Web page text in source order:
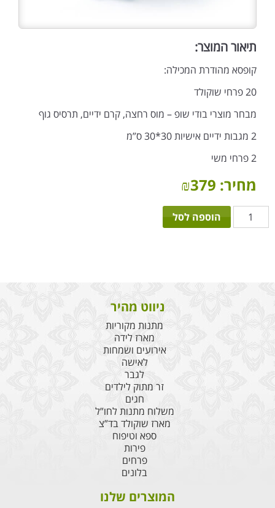
תיאור המוצר:
קופסא מהודרת המכילה:
20 פרחי שוקולד
מבחר מוצרי בודי שופ – מוס רחצה, קרם ידיים, תרסיס גוף
2 מגבות ידיים אישיות 30*30 ס”מ
2 פרחי משי
מחיר: ₪379
כמות
הוספה לסל
ניווט מהיר
מתנות מקוריות
מארז לידה
אירועים ושמחות
לאישה
לגבר
זר מתוק לילדים
חגים
משלוח מתנות לחו”ל
מארז שוקולד בד”צ
ספא וטיפוח
פירות
פרחים
בלונים
המוצרים שלנו